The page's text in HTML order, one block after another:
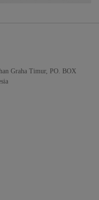
Graha Timur, PO. BOX